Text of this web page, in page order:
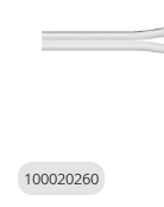
100020260